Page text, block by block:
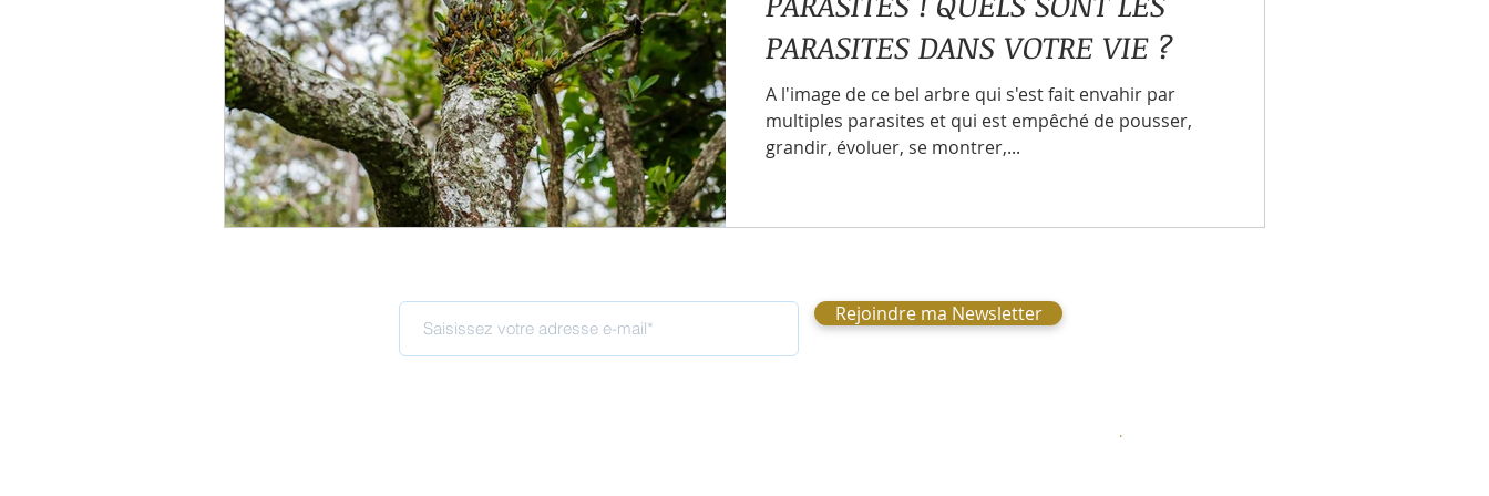
Organiser et diriger sa vie Parasites Pouvoir intérieur Polarités intérieurs
Prendre sa vie en main Qu'est-ce que le coaching ? Ressentis Schémas de comportements
Structure et cadre Vision | Direction Organisation vivante Organisation horizontale
Analyse transactionnelle
PARASITES DANS VOTRE VIE ?
A l'image de ce bel arbre qui s'est fait envahir par
multiples parasites et qui est empêché de pousser,
grandir, évoluer, se montrer,...
Rejoindre ma Newsletter
.Chernex, Suisse